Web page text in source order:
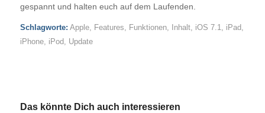
gespannt und halten euch auf dem Laufenden.
Schlagworte: Apple, Features, Funktionen, Inhalt, iOS 7.1, iPad,
iPhone, iPod, Update
Das könnte Dich auch interessieren